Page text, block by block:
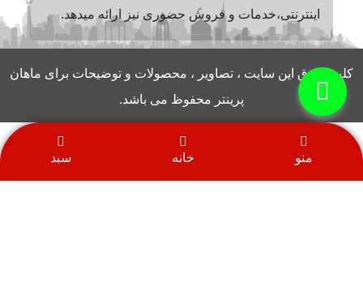
اینترنتی،خدمات و فروش حضوری نیز ارائه میدهد.
کلیه حقوق این سایت ، تصاویر ، محصولات و توضیحات برای ماهان
پرینتر محفوظ می باشد.
منو خانه سبد